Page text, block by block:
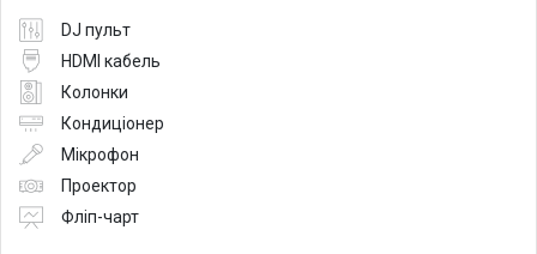
DJ пульт
HDMI кабель
Колонки
Кондиціонер
Мікрофон
Проектор
Фліп-чарт